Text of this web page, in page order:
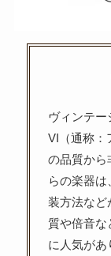
ヴィンテー
VI（通称：
の品質から
らの楽器
装方法など
質や倍音な
に人気があ